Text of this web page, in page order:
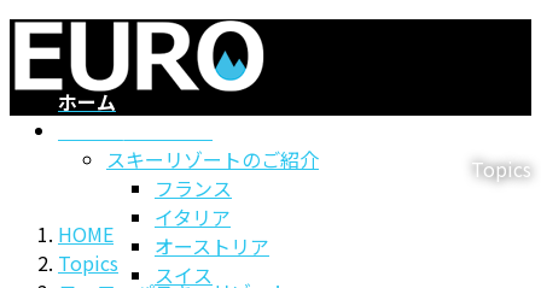
コ
テ
ン
ナ
ゲ
ー
ホーム
スキーリゾートのご紹介
フランス
イタリア
オーストリア
スイス
Topics
HOME
Topics